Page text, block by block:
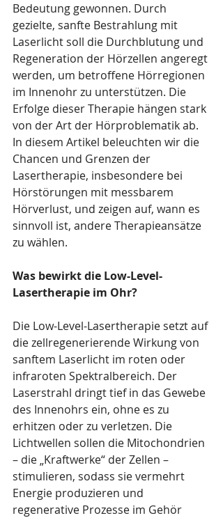
Bedeutung gewonnen. Durch
gezielte, sanfte Bestrahlung mit
Laserlicht soll die Durchblutung und
Regeneration der Hörzellen angeregt
werden, um betroffene Hörregionen
im Innenohr zu unterstützen. Die
Erfolge dieser Therapie hängen stark
von der Art der Hörproblematik ab.
In diesem Artikel beleuchten wir die
Chancen und Grenzen der
Lasertherapie, insbesondere bei
Hörstörungen mit messbarem
Hörverlust, und zeigen auf, wann es
sinnvoll ist, andere Therapieansätze
zu wählen.
Was bewirkt die Low-Level-
Lasertherapie im Ohr?
Die Low-Level-Lasertherapie setzt auf
die zellregenerierende Wirkung von
sanftem Laserlicht im roten oder
infraroten Spektralbereich. Der
Laserstrahl dringt tief in das Gewebe
des Innenohrs ein, ohne es zu
erhitzen oder zu verletzen. Die
Lichtwellen sollen die Mitochondrien
– die „Kraftwerke“ der Zellen –
stimulieren, sodass sie vermehrt
Energie produzieren und
regenerative Prozesse im Gehör